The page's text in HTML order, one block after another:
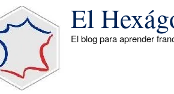
El
El blog para aprender